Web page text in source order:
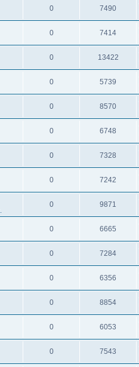
0 7490
0 7414
0 13422
0 5739
0 8570
0 6748
0 7328
0 7242
0 9871
0 6665
0 7284
0 6356
0 8854
0 6053
0 7543